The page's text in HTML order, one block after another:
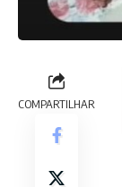
COMPARTILHAR